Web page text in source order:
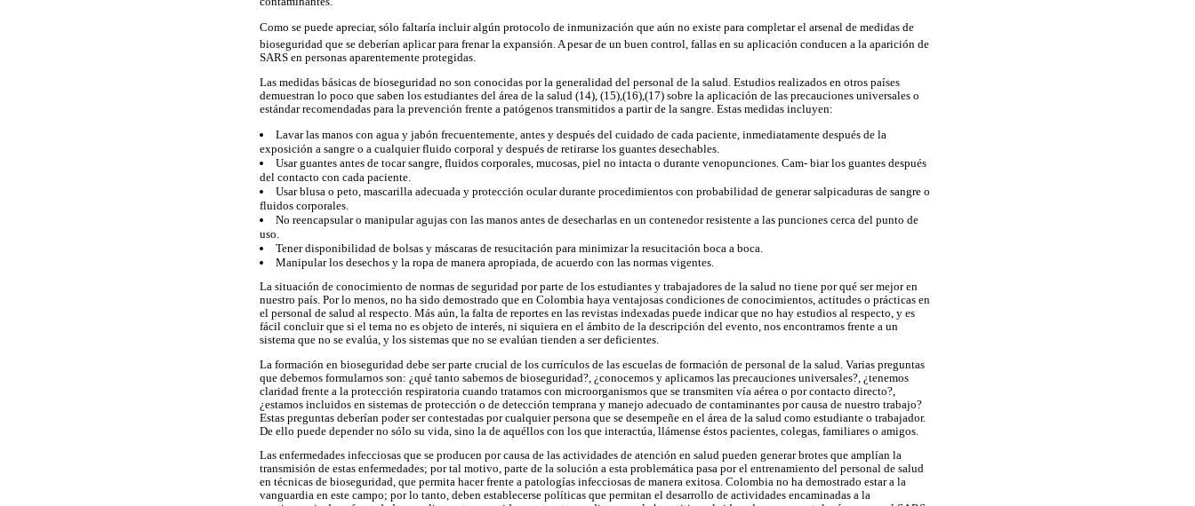
Como se puede apreciar, sólo faltaría incluir algún protocolo de inmunización que aún no existe para completar el arsenal de medidas de
bioseguridad que se deberían aplicar para frenar la expansión. A pesar de un buen control, fallas en su aplicación conducen a la aparición de
SARS en personas aparentemente protegidas.
Las medidas básicas de bioseguridad no son conocidas por la generalidad del personal de la salud. Estudios realizados en otros países
demuestran lo poco que saben los estudiantes del área de la salud (14), (15),(16),(17) sobre la aplicación de las precauciones universales o
estándar recomendadas para la prevención frente a patógenos transmitidos a partir de la sangre. Estas medidas incluyen:
Lavar las manos con agua y jabón frecuentemente, antes y después del cuidado de cada paciente, inmediatamente después de la
exposición a sangre o a cualquier fluido corporal y después de retirarse los guantes desechables.
Usar guantes antes de tocar sangre, fluidos corporales, mucosas, piel no intacta o durante venopunciones. Cam- biar los guantes después
del contacto con cada paciente.
Usar blusa o peto, mascarilla adecuada y protección ocular durante procedimientos con probabilidad de generar salpicaduras de sangre o
fluidos corporales.
No reencapsular o manipular agujas con las manos antes de desecharlas en un contenedor resistente a las punciones cerca del punto de
uso.
Tener disponibilidad de bolsas y máscaras de resucitación para minimizar la resucitación boca a boca.
Manipular los desechos y la ropa de manera apropiada, de acuerdo con las normas vigentes.
La situación de conocimiento de normas de seguridad por parte de los estudiantes y trabajadores de la salud no tiene por qué ser mejor en
nuestro país. Por lo menos, no ha sido demostrado que en Colombia haya ventajosas condiciones de conocimientos, actitudes o prácticas en
el personal de salud al respecto. Más aún, la falta de reportes en las revistas indexadas puede indicar que no hay estudios al respecto, y es
fácil concluir que si el tema no es objeto de interés, ni siquiera en el ámbito de la descripción del evento, nos encontramos frente a un
sistema que no se evalúa, y los sistemas que no se evalúan tienden a ser deficientes.
La formación en bioseguridad debe ser parte crucial de los currículos de las escuelas de formación de personal de la salud. Varias preguntas
que debemos formularnos son: ¿qué tanto sabemos de bioseguridad?, ¿conocemos y aplicamos las precauciones universales?, ¿tenemos
claridad frente a la protección respiratoria cuando tratamos con microorganismos que se transmiten vía aérea o por contacto directo?,
¿estamos incluidos en sistemas de protección o de detección temprana y manejo adecuado de contaminantes por causa de nuestro trabajo?
Estas preguntas deberían poder ser contestadas por cualquier persona que se desempeñe en el área de la salud como estudiante o trabajador.
De ello puede depender no sólo su vida, sino la de aquéllos con los que interactúa, llámense éstos pacientes, colegas, familiares o amigos.
Las enfermedades infecciosas que se producen por causa de las actividades de atención en salud pueden generar brotes que amplían la
transmisión de estas enfermedades; por tal motivo, parte de la solución a esta problemática pasa por el entrenamiento del personal de salud
en técnicas de bioseguridad, que permita hacer frente a patologías infecciosas de manera exitosa. Colombia no ha demostrado estar a la
vanguardia en este campo; por lo tanto, deben establecerse políticas que permitan el desarrollo de actividades encaminadas a la